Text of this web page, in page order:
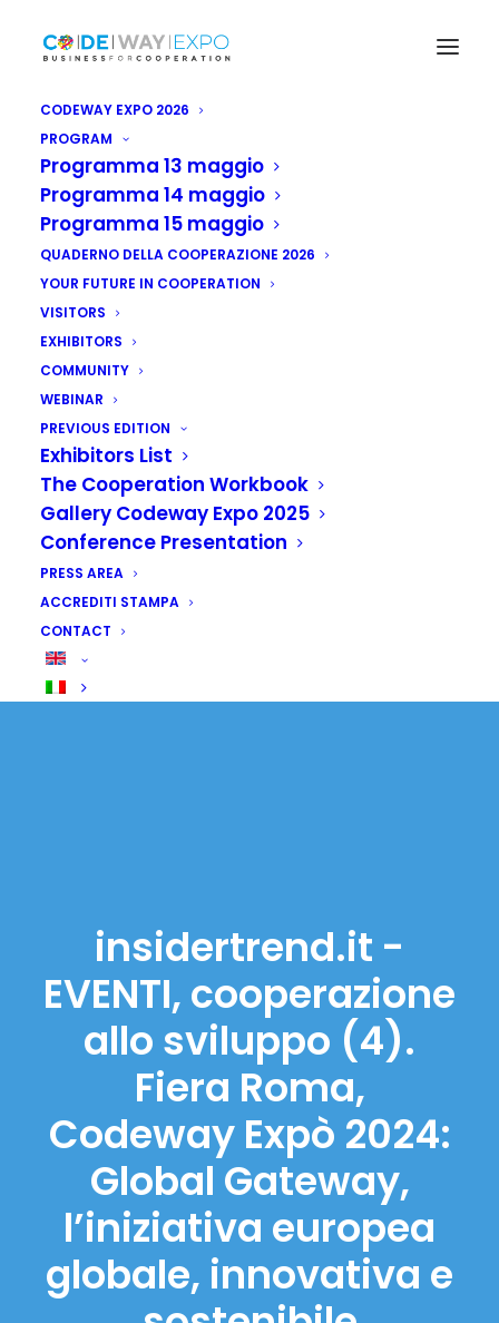
CODEWAY EXPO 2026
PROGRAM
Programma 13 maggio
Programma 14 maggio
Programma 15 maggio
QUADERNO DELLA COOPERAZIONE 2026
YOUR FUTURE IN COOPERATION
VISITORS
EXHIBITORS
COMMUNITY
WEBINAR
PREVIOUS EDITION
Exhibitors List
The Cooperation Workbook
Gallery Codeway Expo 2025
Conference Presentation
PRESS AREA
ACCREDITI STAMPA
CONTACT
insidertrend.it -
EVENTI, cooperazione
allo sviluppo (4).
Fiera Roma,
Codeway Expò 2024:
Global Gateway,
l’iniziativa europea
globale, innovativa e